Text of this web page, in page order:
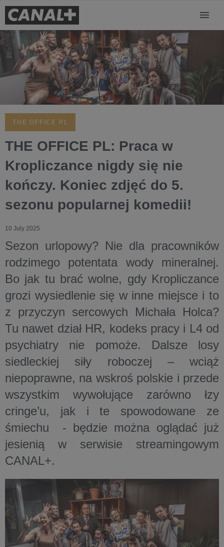
THE OFFICE PL
THE OFFICE PL: Praca w
Kropliczance nigdy się nie
kończy. Koniec zdjęć do 5.
sezonu popularnej komedii!
10 July 2025
Sezon urlopowy? Nie dla pracowników
rodzimego potentata wody mineralnej.
Bo jak tu brać wolne, gdy Kropliczance
grozi wysiedlenie się w inne miejsce i to
z przyczyn sercowych Michała Holca?
Tu nawet dział HR, kodeks pracy i L4 od
psychiatry nie pomoże. Dalsze losy
siedleckiej siły roboczej – wciąż
niepoprawne, na wskroś polskie i przede
wszystkim wywołujące zarówno łzy
cringe’u, jak i te spowodowane ze
śmiechu - będzie można oglądać już
jesienią w serwisie streamingowym
CANAL+.